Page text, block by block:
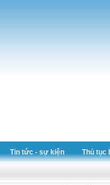
Tin tức - sự kiện Thủ tục